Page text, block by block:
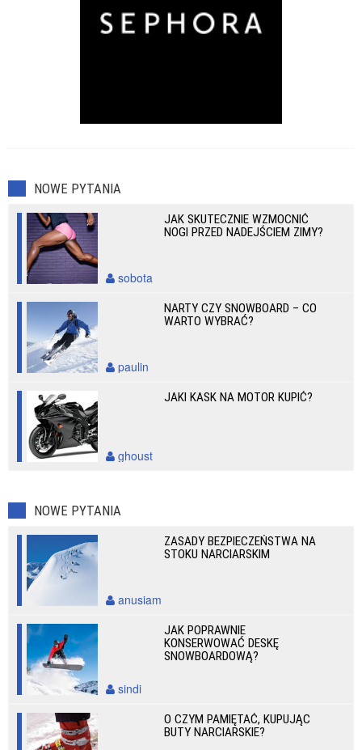
NOWE PYTANIA
JAK SKUTECZNIE WZMOCNIĆ
NOGI PRZED NADEJŚCIEM ZIMY?
sobota
NARTY CZY SNOWBOARD – CO
WARTO WYBRAĆ?
paulin
JAKI KASK NA MOTOR KUPIĆ?
ghoust
NOWE PYTANIA
ZASADY BEZPIECZEŃSTWA NA
STOKU NARCIARSKIM
anusiam
JAK POPRAWNIE
KONSERWOWAĆ DESKĘ
SNOWBOARDOWĄ?
sindi
O CZYM PAMIĘTAĆ, KUPUJĄC
BUTY NARCIARSKIE?